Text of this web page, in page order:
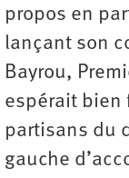
propos en
lançant son
Bayrou,
espérait bien
partisans du
gauche